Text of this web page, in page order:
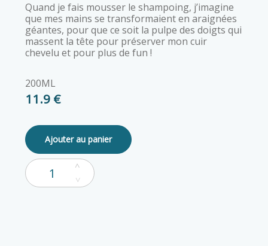
Quand je fais mousser le shampoing, j’imagine
que mes mains se transformaient en araignées
géantes, pour que ce soit la pulpe des doigts qui
massent la tête pour préserver mon cuir
chevelu et pour plus de fun !
200ML
11.9 €
Ajouter au panier